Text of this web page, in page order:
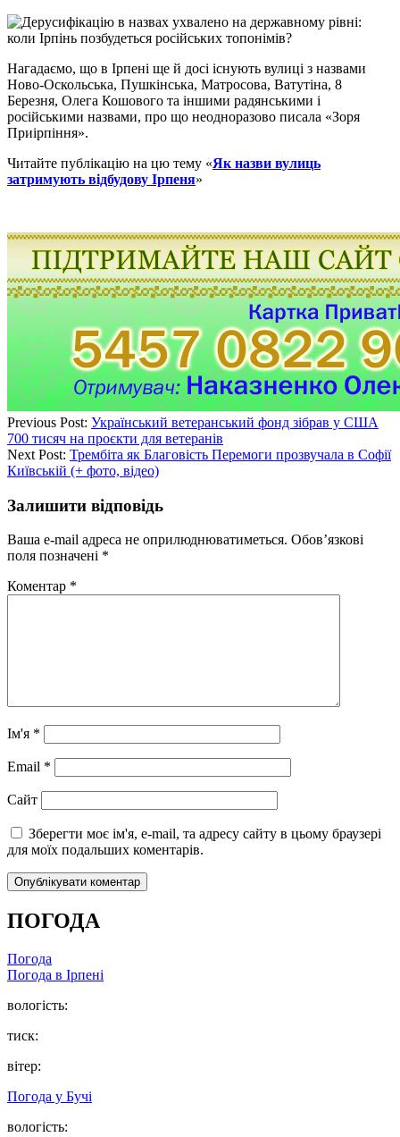
Нагадаємо, що в Ірпені ще й досі існують вулиці з назвами
Ново-Оскольська, Пушкінська, Матросова, Ватутіна, 8
Березня, Олега Кошового та іншими радянськими і
російськими назвами, про що неодноразово писала «Зоря
Приірпіння».
Читайте публікацію на цю тему «Як назви вулиць
затримують відбудову Ірпеня»
Previous Post: Український ветеранський фонд зібрав у США
700 тисяч на проєкти для ветеранів
Next Post: Трембіта як Благовість Перемоги прозвучала в Софії
Київській (+ фото, відео)
Залишити відповідь
Ваша e-mail адреса не оприлюднюватиметься. Обов’язкові
поля позначені *
Коментар *
Ім'я *
Email *
Сайт
Зберегти моє ім'я, e-mail, та адресу сайту в цьому браузері
для моїх подальших коментарів.
ПОГОДА
Погода
Погода в Ірпені
вологість:
тиск:
вітер:
Погода у Бучі
вологість: